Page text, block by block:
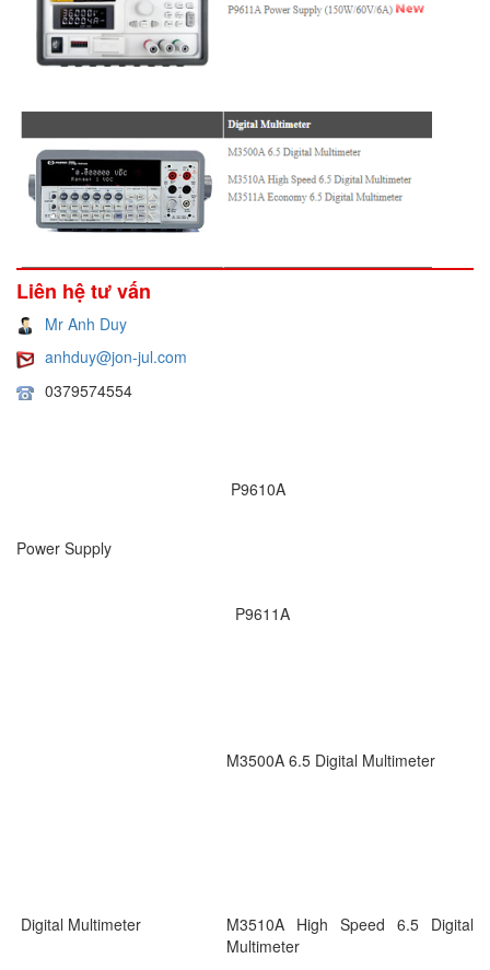
Liên hệ tư vấn
Mr Anh Duy
anhduy@jon-jul.com
0379574554
Power Supply
P9610A
P9611A
Digital Multimeter
M3500A 6.5 Digital Multimeter
M3510A High Speed 6.5 Digital
Multimeter